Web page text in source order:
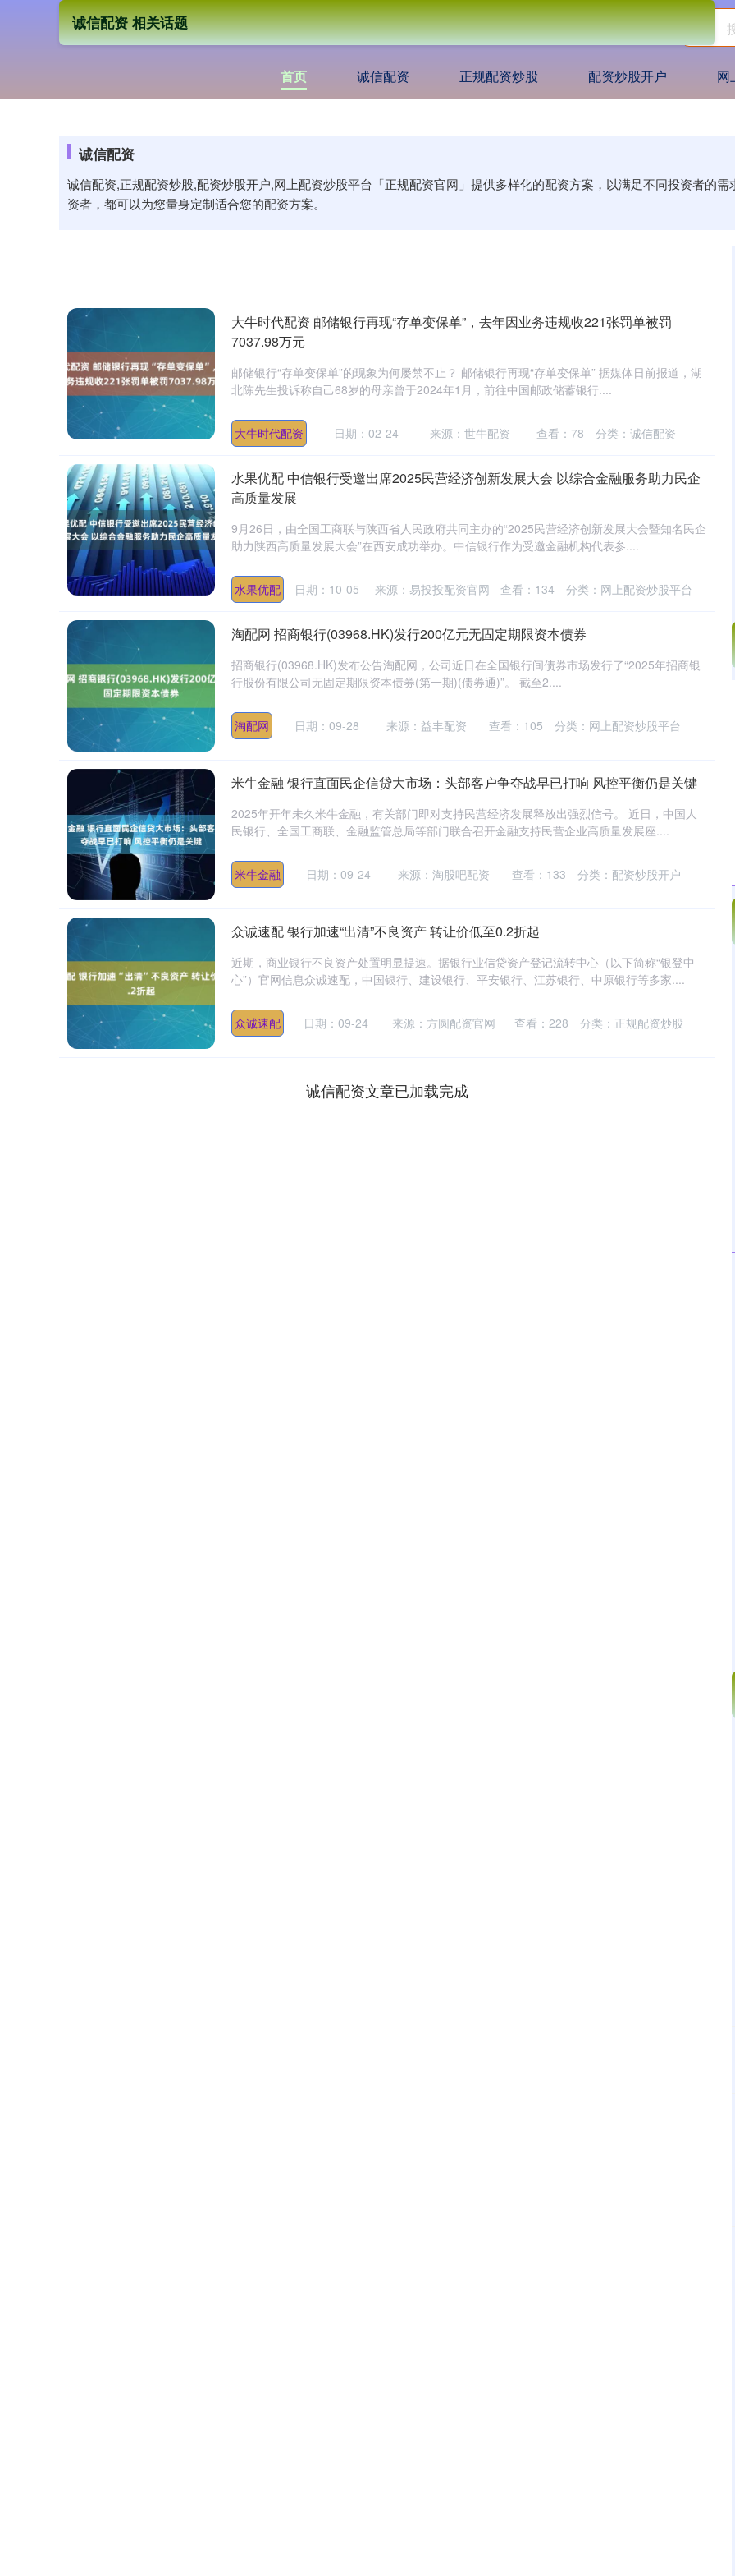
首页 诚信配资 正规配资炒股 配资炒股开户 网
诚信配资
诚信配资,正规配资炒股,配资炒股开户,网上配资炒股平台「正规配资官网」提供多样化的配资方案，以满足不同投资者的
资者，都可以为您量身定制适合您的配资方案。
诚信配资 相关话题
大牛时代配资 邮储银行再现“存单变保单”，去年因业务违规收221张罚单被罚
7037.98万元
邮储银行“存单变保单”的现象为何屡禁不止？ 邮储银行再现“存单变保单” 据媒体日前报道，湖
北陈先生投诉称自己68岁的母亲曾于2024年1月，前往中国邮政储蓄银行....
大牛时代配资 日期：02-24 来源：世牛配资 查看：78 分类：诚信配资
水果优配 中信银行受邀出席2025民营经济创新发展大会 以综合金融服务助力民企
高质量发展
9月26日，由全国工商联与陕西省人民政府共同主办的“2025民营经济创新发展大会暨知名民企
助力陕西高质量发展大会”在西安成功举办。中信银行作为受邀金融机构代表参....
水果优配 日期：10-05 来源：易投投配资官网 查看： 134 分类： 网上配资炒股平台
淘配网 招商银行(03968.HK)发行200亿元无固定期限资本债券
招商银行(03968.HK)发布公告淘配网，公司近日在全国银行间债券市场发行了“2025年招商银
行股份有限公司无固定期限资本债券(第一期)(债券通)”。 截至2....
淘配网 日期：09-28 来源：益丰配资 查看： 105 分类： 网上配资炒股平台
米牛金融 银行直面民企信贷大市场：头部客户争夺战早已打响 风控平衡仍是关键
2025年开年未久米牛金融，有关部门即对支持民营经济发展释放出强烈信号。 近日，中国人
民银行、全国工商联、金融监管总局等部门联合召开金融支持民营企业高质量发展座....
米牛金融 日期：09-24 来源：淘股吧配资 查看： 133 分类： 配资炒股开户
众诚速配 银行加速“出清”不良资产 转让价低至0.2折起
近期，商业银行不良资产处置明显提速。据银行业信贷资产登记流转中心（以下简称“银登中
心”）官网信息众诚速配，中国银行、建设银行、平安银行、江苏银行、中原银行等多家....
众诚速配 日期：09-24 来源：方圆配资官网 查看：228 分类： 正规配资炒股
诚信配资文章已加载完成
上证指数